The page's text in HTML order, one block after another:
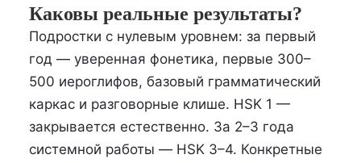
Каковы реальные результаты?
Подростки с нулевым уровнем: за первый
год — уверенная фонетика, первые 300–
500 иероглифов, базовый грамматический
каркас и разговорные клише. HSK 1 —
закрывается естественно. За 2–3 года
системной работы — HSK 3–4. Конкретные